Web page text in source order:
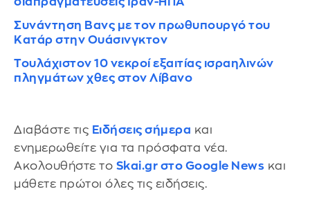
Συνάντηση Βανς με τον πρωθυπουργό του
Κατάρ στην Ουάσινγκτον
Τουλάχιστον 10 νεκροί εξαιτίας ισραηλινών
πληγμάτων χθες στον Λίβανο
Διαβάστε τις Ειδήσεις σήμερα και
ενημερωθείτε για τα πρόσφατα νέα.
Ακολουθήστε το Skai.gr στο Google News και
μάθετε πρώτοι όλες τις ειδήσεις.